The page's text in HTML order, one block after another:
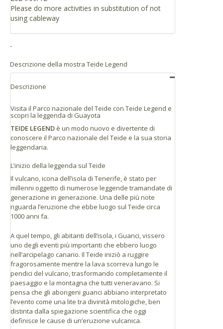
Se ti trovi vicino a Santa Cruz o La Laguna
base della Funivia al km 43.
Distanze
Il Teide si trova all’incirca a un’ora di distanza in
Santa Cruz: 64 km
La Laguna: 55 km
Puerto de la Cruz: 45 km
Los Cristianos: 47 km
biglietto d’ingresso con uno sconto equivalente nel
negozio ufficiale o nel ristorante-caffetteria.
Please do more activities in substitution of not
using cableway
-
Descrizione della mostra Teide Legend
Descrizione
Visita il Parco nazionale del Teide con Teide Legend e
scopri la leggenda di Guayota
TEIDE LEGEND è un modo nuovo e divertente di
conoscere il Parco nazionale del Teide e la sua storia
leggendaria.
L’inizio della leggenda sul Teide
Il vulcano, icona dell’isola di Tenerife, è stato per
millenni oggetto di numerose leggende tramandate di
generazione in generazione. Una delle più note
riguarda l’eruzione che ebbe luogo sul Teide circa
1000 anni fa.
A quel tempo, gli abitanti dell’isola, i Guanci, vissero
uno degli eventi più importanti che ebbero luogo
nell’arcipelago canario. Il Teide iniziò a ruggire
fragorosamente mentre la lava scorreva lungo le
pendici del vulcano, trasformando completamente il
paesaggio e la montagna che tutti veneravano. Si
pensa che gli aborigeni guanci abbiano interpretato
l’evento come una lite tra divinità mitologiche, ben
distinta dalla spiegazione scientifica che oggi
definisce le cause di un’eruzione vulcanica.